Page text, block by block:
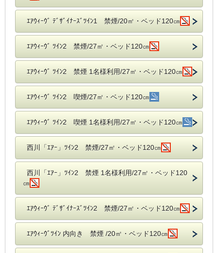
ｴｱｳｨｰｳﾞ ﾃﾞｻﾞｲﾅｰｽﾞﾂｲﾝ1 禁煙/20㎡・ベッド120㎝
ｴｱｳｨｰｳﾞ ﾂｲﾝ2 禁煙/27㎡・ベッド120㎝
ｴｱｳｨｰｳﾞ ﾂｲﾝ2 禁煙 1名様利用/27㎡・ベッド120㎝
ｴｱｳｨｰｳﾞ ﾂｲﾝ2 喫煙/27㎡・ベッド120㎝
ｴｱｳｨｰｳﾞ ﾂｲﾝ2 喫煙 1名様利用/27㎡・ベッド120㎝
西川「ｴｱｰ」ﾂｲﾝ2 禁煙/27㎡・ベッド120㎝
西川「ｴｱｰ」ﾂｲﾝ2 禁煙 1名様利用/27㎡・ベッド120
㎝
ｴｱｳｨｰｳﾞ ﾃﾞｻﾞｲﾅｰｽﾞﾂｲﾝ2 禁煙/27㎡・ベッド120㎝
ｴｱｳｨｰｳﾞﾂｲﾝ 内向き 禁煙 /20㎡・ベッド120㎝